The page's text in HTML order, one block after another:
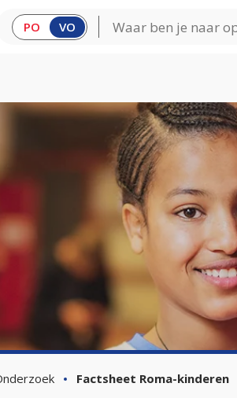
PO VO
Factsheet Roma-kinderen